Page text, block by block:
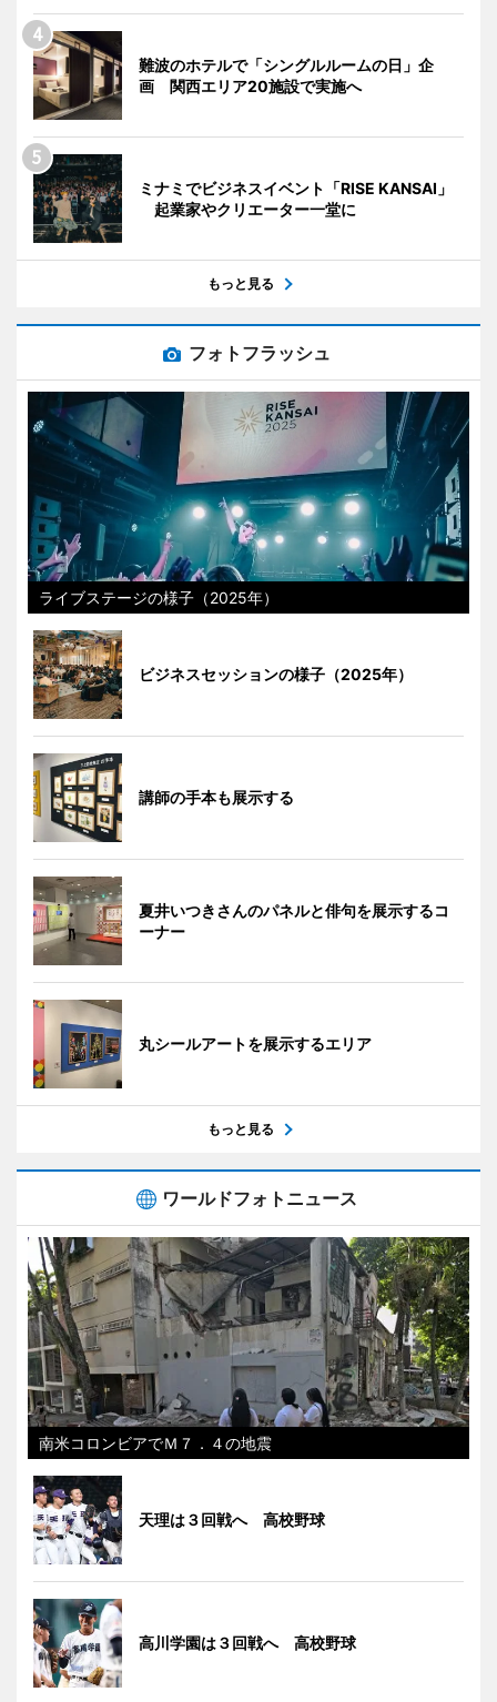
難波のホテルで「シングルルームの日」企
画 関西エリア20施設で実施へ
ミナミでビジネスイベント「RISE KANSAI」
起業家やクリエーター一堂に
もっと見る
フォトフラッシュ
ライブステージの様子（2025年）
ビジネスセッションの様子（2025年）
講師の手本も展示する
夏井いつきさんのパネルと俳句を展示するコ
ーナー
丸シールアートを展示するエリア
もっと見る
ワールドフォトニュース
南米コロンビアでＭ７．４の地震
天理は３回戦へ 高校野球
高川学園は３回戦へ 高校野球